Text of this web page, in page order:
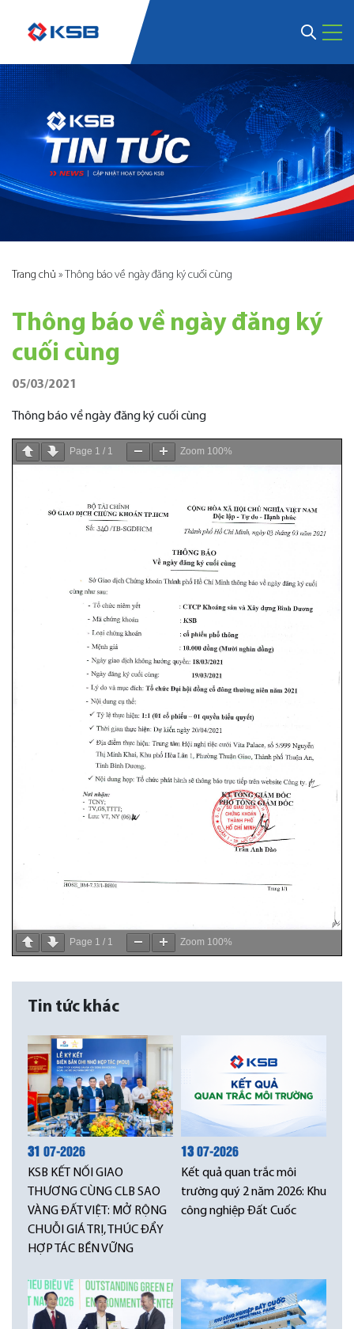
Trang chủ » Thông báo về ngày đăng ký cuối cùng
Thông báo về ngày đăng ký
cuối cùng
05/03/2021
Thông báo về ngày đăng ký cuối cùng
Page 1 / 1 Zoom 100%
Page 1 / 1 Zoom 100%
Tin tức khác
31 07-2026
KSB KẾT NỐI GIAO
THƯƠNG CÙNG CLB SAO
VÀNG ĐẤT VIỆT: MỞ RỘNG
CHUỖI GIÁ TRỊ, THÚC ĐẨY
HỢP TÁC BỀN VỮNG
1307-2026
Kết quả quan trắc môi
trường quý 2 năm 2026: Khu
công nghiệp Đất Cuốc